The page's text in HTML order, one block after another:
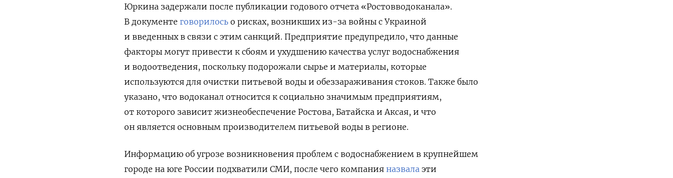
Юркина задержали после публикации годового отчета «Ростовводоканала».
В документе говорилось о рисках, возникших из-за войны с Украиной
и введенных в связи с этим санкций. Предприятие предупредило, что данные
факторы могут привести к сбоям и ухудшению качества услуг водоснабжения
и водоотведения, поскольку подорожали сырье и материалы, которые
используются для очистки питьевой воды и обеззараживания стоков. Также было
указано, что водоканал относится к социально значимым предприятиям,
от которого зависит жизнеобеспечение Ростова, Батайска и Аксая, и что
он является основным производителем питьевой воды в регионе.
Информацию об угрозе возникновения проблем с водоснабжением в крупнейшем
городе на юге России подхватили СМИ, после чего компания назвала эти